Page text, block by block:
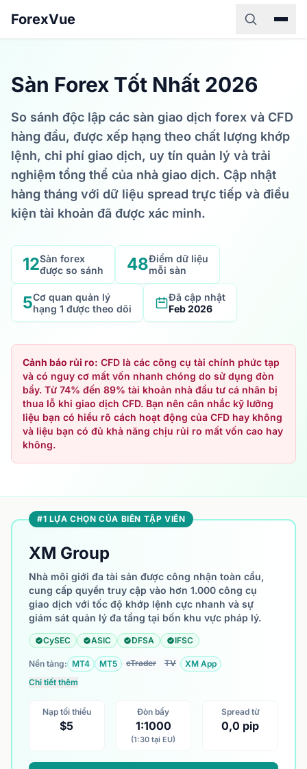
ForexVue
Sàn Forex Tốt Nhất 2026
So sánh độc lập các sàn giao dịch forex và CFD
hàng đầu, được xếp hạng theo chất lượng khớp
lệnh, chi phí giao dịch, uy tín quản lý và trải
nghiệm tổng thể của nhà giao dịch. Cập nhật
hàng tháng với dữ liệu spread trực tiếp và điều
kiện tài khoản đã được xác minh.
12Sàn forex
được so sánh
48Điểm dữ liệu
mỗi sàn
5Cơ quan quản lý
hạng 1 được theo dõi
Đã cập nhật
Feb 2026
Cảnh báo rủi ro: CFD là các công cụ tài chính phức tạp
và có nguy cơ mất vốn nhanh chóng do sử dụng đòn
bẩy. Từ 74% đến 89% tài khoản nhà đầu tư cá nhân bị
thua lỗ khi giao dịch CFD. Bạn nên cân nhắc kỹ lưỡng
liệu bạn có hiểu rõ cách hoạt động của CFD hay không
và liệu bạn có đủ khả năng chịu rủi ro mất vốn cao hay
không.
#1 LỰA CHỌN CỦA BIÊN TẬP VIÊN
XM Group
Nhà môi giới đa tài sản được công nhận toàn cầu,
cung cấp quyền truy cập vào hơn 1.000 công cụ
giao dịch với tốc độ khớp lệnh cực nhanh và sự
giám sát quản lý đa tầng tại bốn khu vực pháp lý.
CySEC ASIC DFSA IFSC
Nền tảng: MT4 MT5 cTrader TV
XM App
Chi tiết thêm
Nạp tối thiểu
$5
Đòn bẩy
1:1000
(1:30 tại EU)
Spread từ
0,0 pip